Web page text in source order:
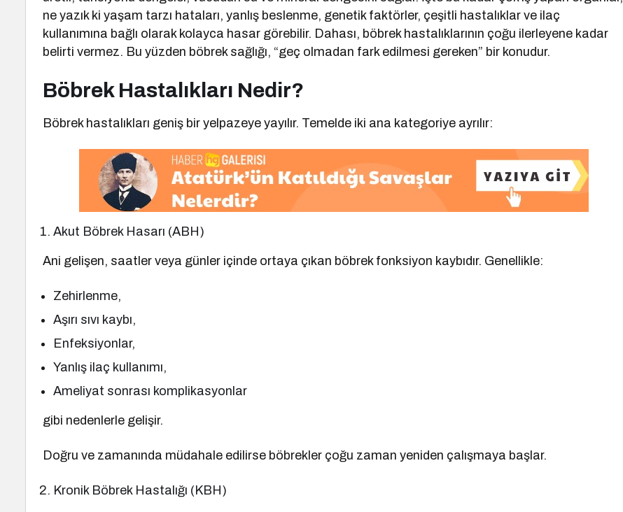
ne yazık ki yaşam tarzı hataları, yanlış beslenme, genetik faktörler, çeşitli hastalıklar ve ilaç
kullanımına bağlı olarak kolayca hasar görebilir. Dahası, böbrek hastalıklarının çoğu ilerleyene kadar
belirti vermez. Bu yüzden böbrek sağlığı, “geç olmadan fark edilmesi gereken” bir konudur.
Böbrek Hastalıkları Nedir?
Böbrek hastalıkları geniş bir yelpazeye yayılır. Temelde iki ana kategoriye ayrılır:
Akut Böbrek Hasarı (ABH)
Ani gelişen, saatler veya günler içinde ortaya çıkan böbrek fonksiyon kaybıdır. Genellikle:
Zehirlenme,
Aşırı sıvı kaybı,
Enfeksiyonlar,
Yanlış ilaç kullanımı,
Ameliyat sonrası komplikasyonlar
gibi nedenlerle gelişir.
Doğru ve zamanında müdahale edilirse böbrekler çoğu zaman yeniden çalışmaya başlar.
Kronik Böbrek Hastalığı (KBH)